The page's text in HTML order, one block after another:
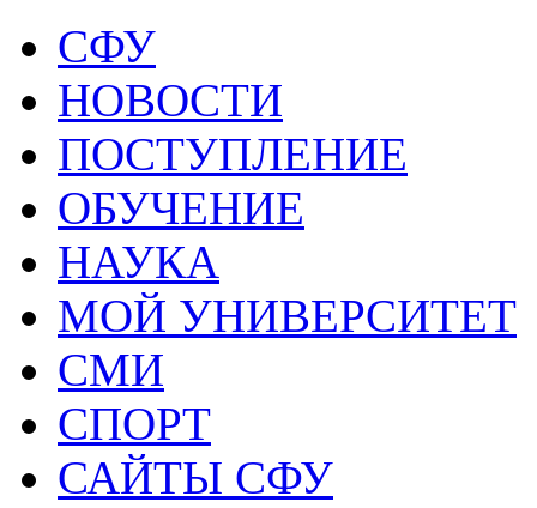
СФУ
НОВОСТИ
ПОСТУПЛЕНИЕ
ОБУЧЕНИЕ
НАУКА
МОЙ УНИВЕРСИТЕТ
СМИ
СПОРТ
САЙТЫ СФУ